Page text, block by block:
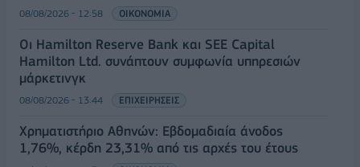
08/08/2026 - 12:58 ΟΙΚΟΝΟΜΙΑ
Οι Hamilton Reserve Bank και SEE Capital
Hamilton Ltd. συνάπτουν συμφωνία υπηρεσιών
μάρκετινγκ
08/08/2026 - 13:44 ΕΠΙΧΕΙΡΗΣΕΙΣ
Χρηματιστήριο Αθηνών: Εβδομαδιαία άνοδος
1,76%, κέρδη 23,31% από τις αρχές του έτους